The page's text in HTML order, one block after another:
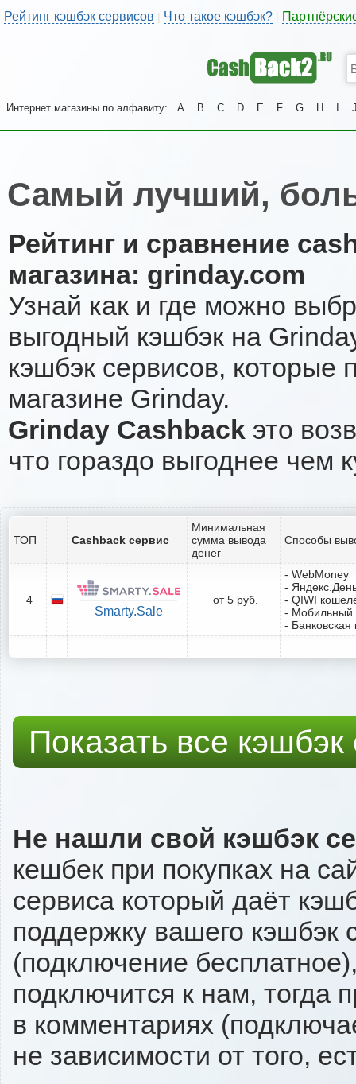
Рейтинг кэшбэк сервисов | Что такое кэшбэк?
Интернет магазины по алфавиту: A B C D E F G H
Самый лучший,
Рейтинг и сравнение
магазина: grinday.com
Узнай как и где можно
выгодный кэшбэк на
кэшбэк сервисов, которые
магазине Grinday.
Grinday Cashback это
что гораздо выгоднее чем
ТОП Cashback сервис
Минимальная
сумма вывода
денег
Способы
4
Smarty.Sale
от 5 руб.
- WebMoney
-
- QIWI
- Мобильный
- Банковская
Показать все
Не нашли свой кэшбэк
кешбек при покупках на
сервиса который даёт
поддержку вашего кэшбэк
(подключение
подключится к нам, тогда
в комментариях
не зависимости от того,